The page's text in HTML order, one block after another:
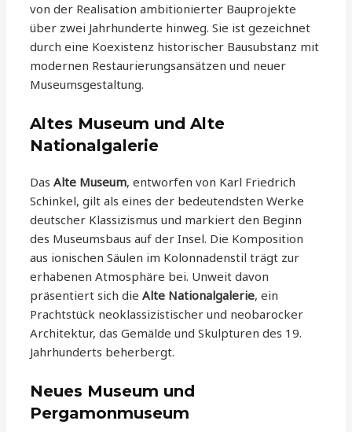
von der Realisation ambitionierter Bauprojekte
über zwei Jahrhunderte hinweg. Sie ist gezeichnet
durch eine Koexistenz historischer Bausubstanz mit
modernen Restaurierungsansätzen und neuer
Museumsgestaltung.
Altes Museum und Alte
Nationalgalerie
DasAlte Museum, entworfen von Karl Friedrich
Schinkel, gilt als eines der bedeutendsten Werke
deutscher Klassizismus und markiert den Beginn
des Museumsbaus auf der Insel. Die Komposition
aus ionischen Säulen im Kolonnadenstil trägt zur
erhabenen Atmosphäre bei. Unweit davon
präsentiert sich dieAlte Nationalgalerie, ein
Prachtstück neoklassizistischer und neobarocker
Architektur, das Gemälde und Skulpturen des 19.
Jahrhunderts beherbergt.
Neues Museum und
Pergamonmuseum